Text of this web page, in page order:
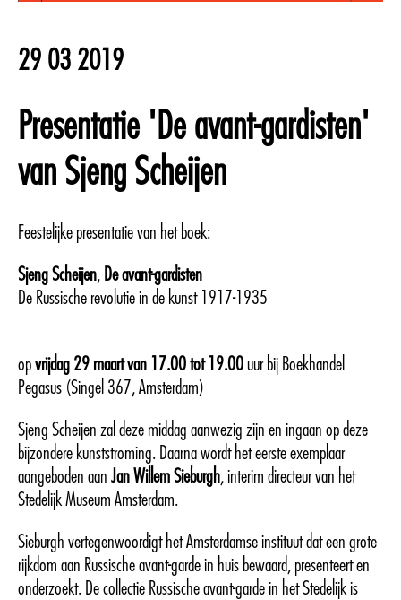
29 03 2019
Presentatie 'De avant-gardisten'
van Sjeng Scheijen
Feestelijke presentatie van het boek:
Sjeng Scheijen, De avant-gardisten
De Russische revolutie in de kunst 1917-1935
opvrijdag 29 maart van 17.00 tot 19.00uur bij Boekhandel
Pegasus (Singel 367, Amsterdam)
Sjeng Scheijen zal deze middag aanwezig zijn en ingaan op deze
bijzondere kunststroming. Daarna wordt het eerste exemplaar
aangeboden aan Jan Willem Sieburgh, interim directeur van het
Stedelijk Museum Amsterdam.
Sieburgh vertegenwoordigt het Amsterdamse instituut dat een grote
rijkdom aan Russische avant-garde in huis bewaard, presenteert en
onderzoekt. De collectie Russische avant-garde in het Stedelijk is